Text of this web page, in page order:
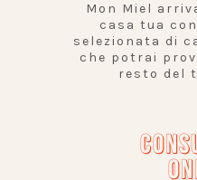
Mon Miel
casa tua
selezionata di
che potrai
resto del